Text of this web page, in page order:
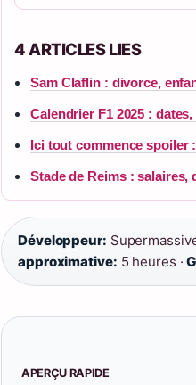
4 ARTICLES LIES
Sam Claflin : divorce,
Calendrier F1 2025 :
Ici tout commence spoiler
Stade de Reims : salaires,
Développeur:
approximative: 5 heures ·
APERÇU RAPIDE